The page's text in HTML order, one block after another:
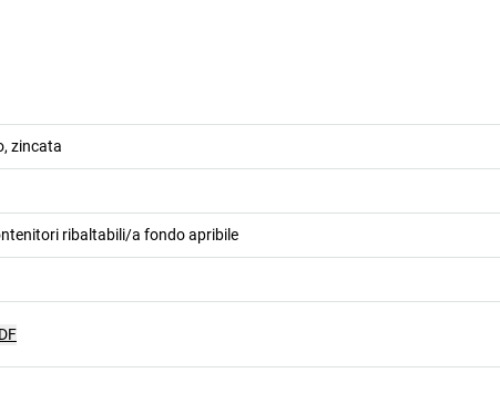
zincata
ribaltabili/a fondo apribile